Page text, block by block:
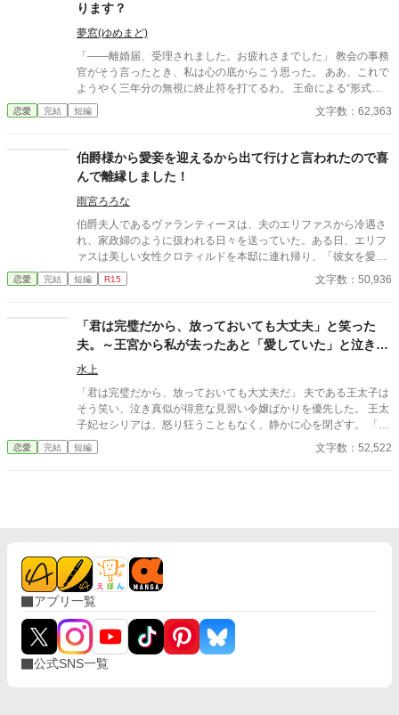
ります？
夢窓(ゆめまど)
「――離婚届、受理されました。お疲れさまでした」 教会の事務
官がそう言ったとき、私は心の底からこう思った。 ああ、これで
ようやく三年分の無視に終止符を打てるわ。 王命による“形式結
婚”。 夫の顔も知らず、手紙もなし、戦地から帰ってきたという
噂すらない。 だから、はい、離婚。勝手に。 白い結婚だったの
恋愛 完結 短編 文字数：62,363
伯爵様から愛妾を迎えるから出て行けと言われたので喜
んで離縁しました！
雨宮ろろな
伯爵夫人であるヴァランティーヌは、夫のエリファスから冷遇さ
れ、家政婦のように扱われる日々を送っていた。ある日、エリフ
ァスは美しい女性クロティルドを本邸に連れ帰り、「彼女を愛妾
にする。お前との婚姻は終わりだ」と冷酷に離縁を言い渡す。ヴ
ァランティーヌは引き留めることもせず、静かにそれを受け入れ
ら彼女の類まれなる意匠の才能と清らかな心を慕っていた、隣国
の若き公爵カジミールだった。カジミールの領地で温かく迎えら
れ、本来の輝きを取り戻していくヴァランティーヌ。 一方、彼女
を失った伯爵邸は、ヴァランティーヌの細やかな差配がなくなっ
たことで急速に機能不全に陥り、没落の一途をたどる。激しい後
悔に苛まれたエリファスは彼女を連れ戻そうとするが、そこには
驚くべき真実と、完璧なまでの「ざまぁ」が待ち受けていた。
恋愛 完結 短編 R15 文字数：50,936
「君は完璧だから、放っておいても大丈夫」と笑った
夫。～王宮から私が去ったあと「愛していた」と泣きつ
いても、もう手遅れです～
水上
「君は完璧だから、放っておいても大丈夫だ」 夫である王太子は
そう笑い、泣き真似が得意な見習い令嬢ばかりを優先した。 王太
子妃セシリアは、怒り狂うこともなく、静かに心を閉ざす。 「左
様でございますか」 彼女は夫への期待というノイズを遮断し、離
縁の準備を始めた。
恋愛 完結 短編 文字数：52,522
アプリ一覧
公式SNS一覧